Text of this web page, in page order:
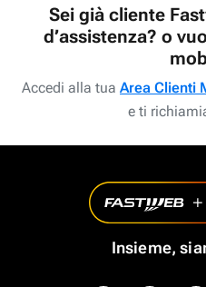
Sei già cliente
d’assistenza? o
Accedi alla tua Area Clienti
e ti
Insieme,